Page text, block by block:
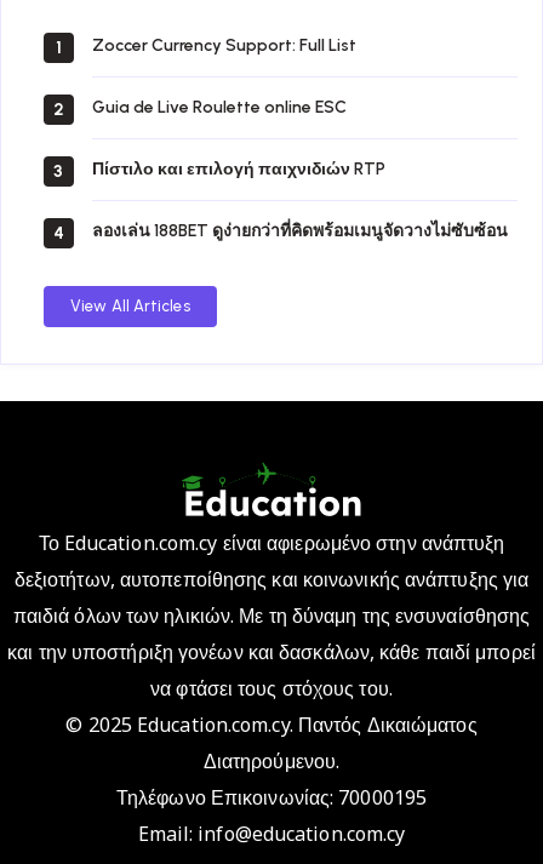
1 Zoccer Currency Support: Full List
2 Guia de Live Roulette online ESC
3 Πίστιλο και επιλογή παιχνιδιών RTP
4 ลองเล่น 188BET ดูง่ายกว่าที่คิดพร้อมเมนูจัดวางไม่ซับซ้อน
View All Articles
Το Education.com.cy είναι αφιερωμένο στην ανάπτυξη
δεξιοτήτων, αυτοπεποίθησης και κοινωνικής ανάπτυξης για
παιδιά όλων των ηλικιών. Με τη δύναμη της ενσυναίσθησης
και την υποστήριξη γονέων και δασκάλων, κάθε παιδί μπορεί
να φτάσει τους στόχους του.
© 2025 Education.com.cy. Παντός Δικαιώματος
Διατηρούμενου.
Τηλέφωνο Επικοινωνίας: 70000195
Email: info@education.com.cy